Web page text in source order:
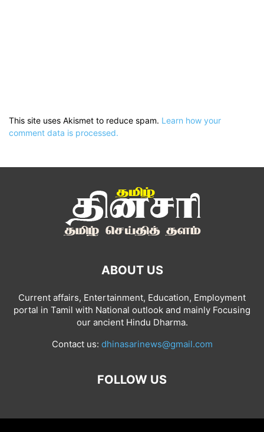
This site uses Akismet to reduce spam. Learn how your
comment data is processed.
ABOUT US
Current affairs, Entertainment, Education, Employment
portal in Tamil with National outlook and mainly Focusing
our ancient Hindu Dharma.
Contact us: dhinasarinews@gmail.com
FOLLOW US